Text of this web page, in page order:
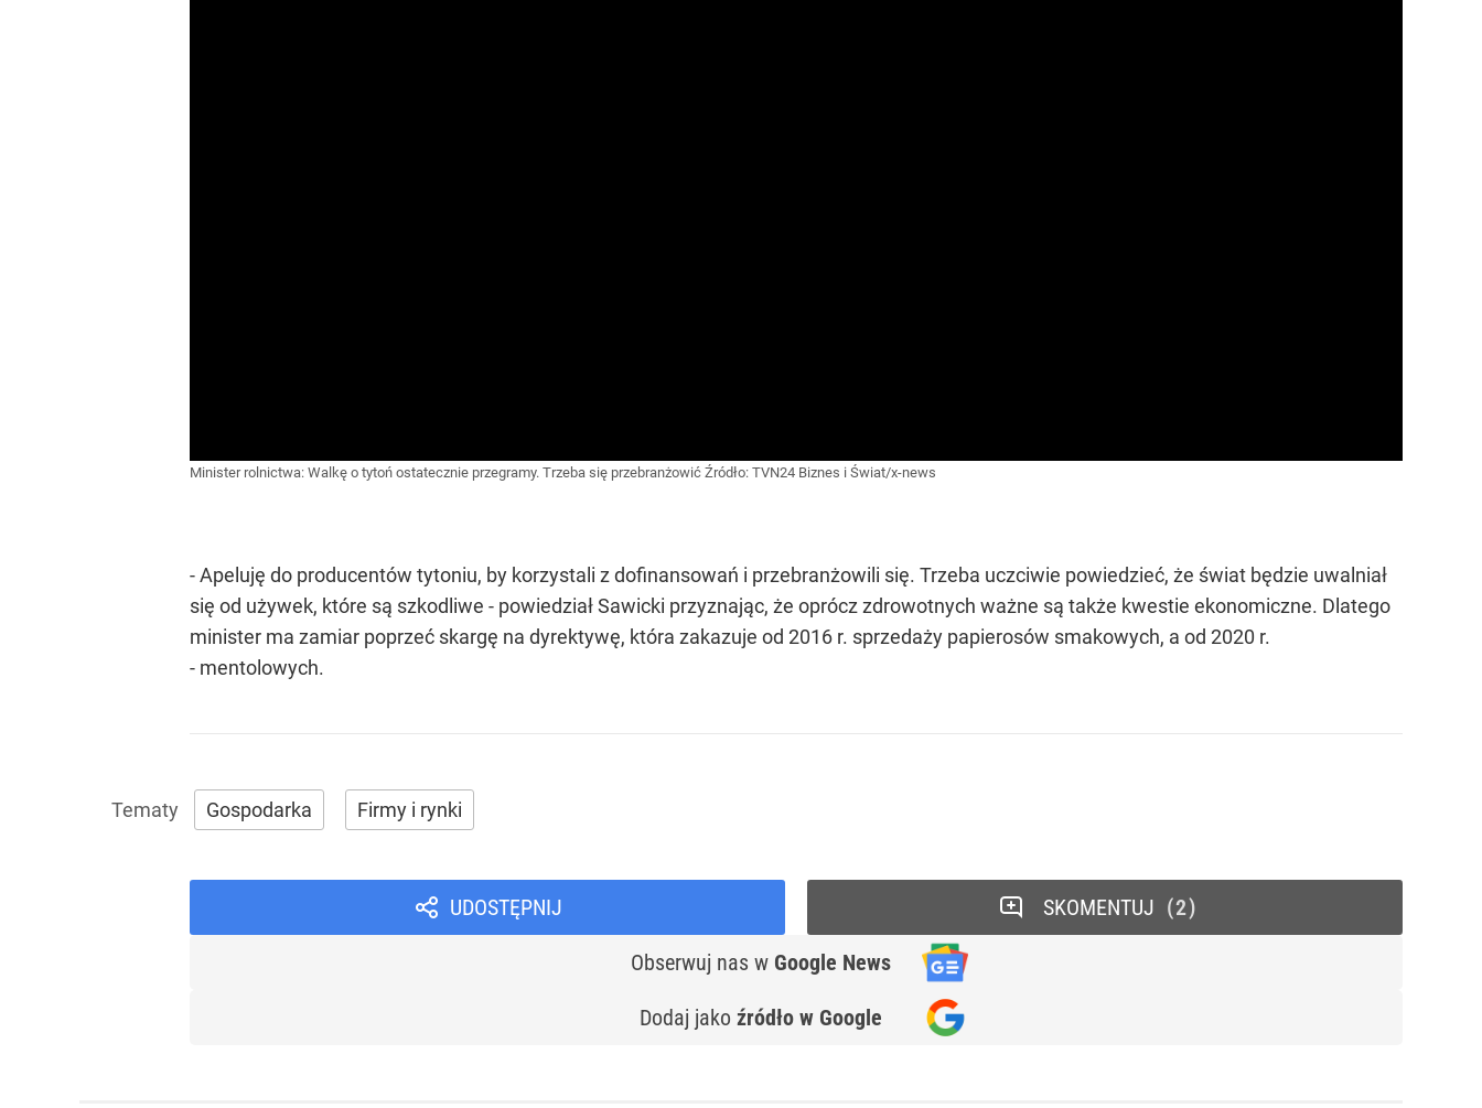
Minister rolnictwa: Walkę o tytoń ostatecznie przegramy. Trzeba się przebranżowić Źródło: TVN24 Biznes i Świat/x-news
- Apeluję do producentów tytoniu, by korzystali z dofinansowań i przebranżowili się. Trzeba uczciwie powiedzieć, że świat będzie uwalniał
się od używek, które są szkodliwe - powiedział Sawicki przyznając, że oprócz zdrowotnych ważne są także kwestie ekonomiczne. Dlatego
minister ma zamiar poprzeć skargę na dyrektywę, która zakazuje od 2016 r. sprzedaży papierosów smakowych, a od 2020 r.
- mentolowych.
Gospodarka Firmy i rynki
UDOSTĘPNIJ
Obserwuj nas w Google News
Dodaj jako źródło w Google
SKOMENTUJ 2